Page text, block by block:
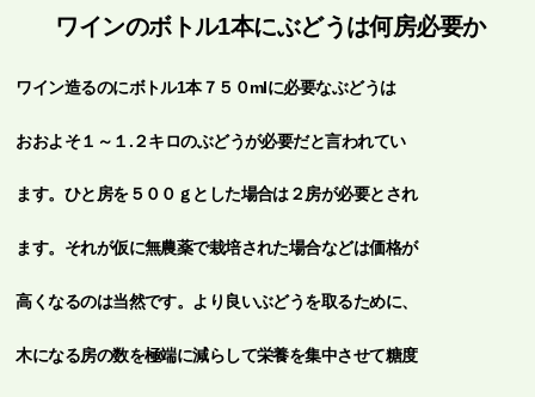
ワインのボトル1本にぶどうは何房必要か
ワイン造るのにボトル1本７５０mlに必要なぶどうは
おおよそ１～１.２キロのぶどうが必要だと言われてい
ます。ひと房を５００ｇとした場合は２房が必要とされ
ます。それが仮に無農薬で栽培された場合などは価格が
高くなるのは当然です。より良いぶどうを取るために、
木になる房の数を極端に減らして栄養を集中させて糖度